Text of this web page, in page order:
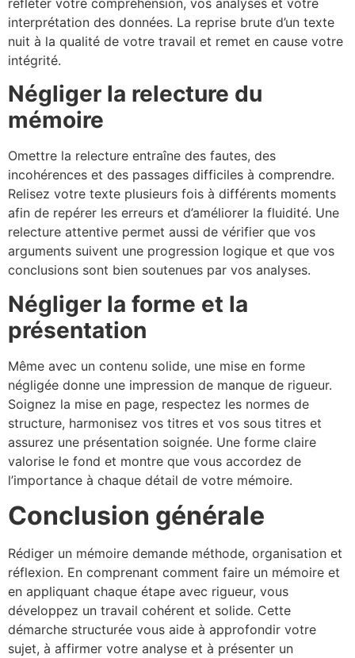
interprétation des données. La reprise brute d’un texte
nuit à la qualité de votre travail et remet en cause votre
intégrité.
Négliger la relecture du
mémoire
Omettre la relecture entraîne des fautes, des
incohérences et des passages difficiles à comprendre.
Relisez votre texte plusieurs fois à différents moments
afin de repérer les erreurs et d’améliorer la fluidité. Une
relecture attentive permet aussi de vérifier que vos
arguments suivent une progression logique et que vos
conclusions sont bien soutenues par vos analyses.
Négliger la forme et la
présentation
Même avec un contenu solide, une mise en forme
négligée donne une impression de manque de rigueur.
Soignez la mise en page, respectez les normes de
structure, harmonisez vos titres et vos sous titres et
assurez une présentation soignée. Une forme claire
valorise le fond et montre que vous accordez de
l’importance à chaque détail de votre mémoire.
Conclusion générale
Rédiger un mémoire demande méthode, organisation et
réflexion. En comprenant comment faire un mémoire et
en appliquant chaque étape avec rigueur, vous
développez un travail cohérent et solide. Cette
démarche structurée vous aide à approfondir votre
sujet, à affirmer votre analyse et à présenter un